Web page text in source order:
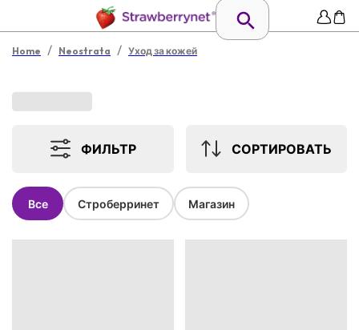
Home / Neostrata / Уход за кожей
ФИЛЬТР СОРТИРОВАТЬ
Все Строберринет Магазин